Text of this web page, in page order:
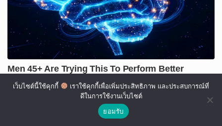
เว็บไซต์นี้ใช้คุกกี้
เราใช้คุกกี้เพื่อเพิ่มประสิทธิภาพ และประสบการณ์ที่
ดีในการใช้งานเว็บไซต์
ยอมรับ